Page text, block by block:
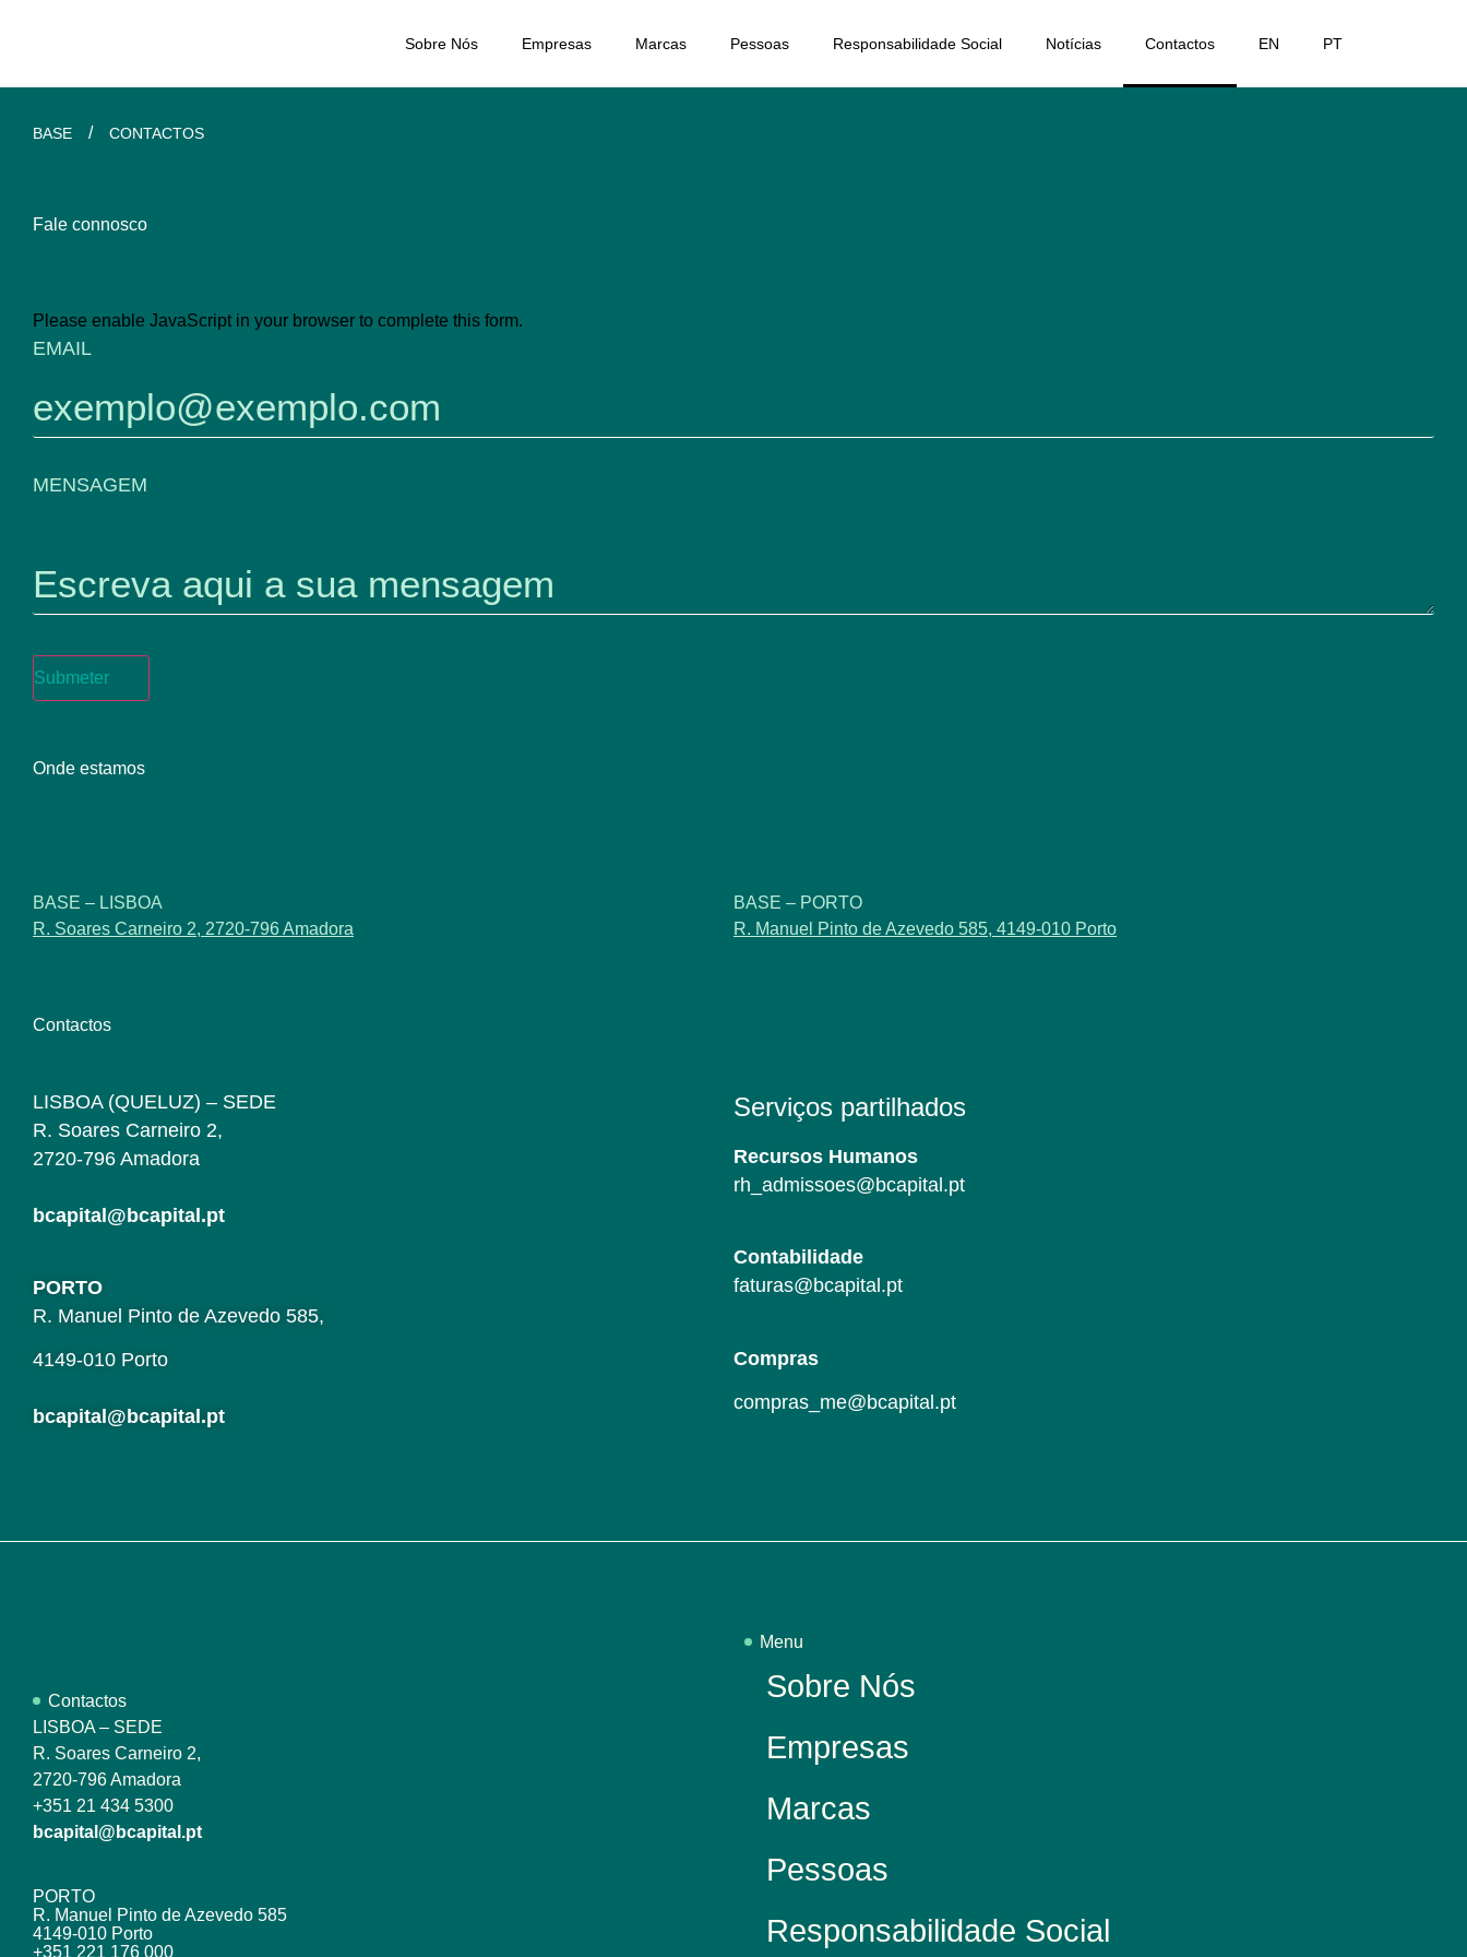
Sobre Nós Empresas Marcas Pessoas Responsabilidade Social Notícias Contactos EN PT
BASE / CONTACTOS
Fale connosco
Please enable JavaScript in your browser to complete this form.
MENSAGEM
EMAIL
EMAIL
MENSAGEM
Submeter
Onde estamos
BASE – LISBOA
R. Soares Carneiro 2, 2720-796 Amadora
BASE – PORTO
R. Manuel Pinto de Azevedo 585, 4149-010 Porto
Contactos
LISBOA (QUELUZ) – SEDE
R. Soares Carneiro 2,
2720-796 Amadora
bcapital@bcapital.pt
PORTO
R. Manuel Pinto de Azevedo 585,
4149-010 Porto
bcapital@bcapital.pt
Serviços partilhados
Recursos Humanos
rh_admissoes@bcapital.pt
Contabilidade
faturas@bcapital.pt
Compras
compras_me@bcapital.pt
Contactos
LISBOA – SEDE
R. Soares Carneiro 2,
2720-796 Amadora
+351 21 434 5300
bcapital@bcapital.pt
PORTO
R. Manuel Pinto de Azevedo 585
4149-010 Porto
+351 221 176 000
Menu
Sobre Nós
Empresas
Marcas
Pessoas
Responsabilidade Social